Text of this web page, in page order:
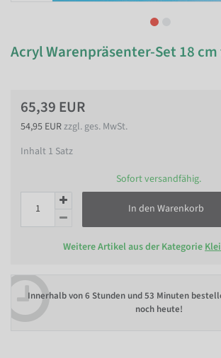
Acryl Warenpräsenter-Set 18
65,39 EUR
54,95 EURzzgl. ges. MwSt.
Inhalt 1 Satz
Sofort versandfähig.
In den Warenkorb
Weitere Artikel aus der Kategorie
Innerhalb von6 Stunden und 53 Minuten
noch heute!